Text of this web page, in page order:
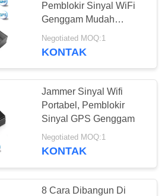
daya
15
Pemblokir Sinyal WiFi
Genggam Mudah
Dipegang Ukuran kecil
Negotiated MOQ:1
KONTAK
Jammer Sinyal Wifi
Portabel, Pemblokir
Sinyal GPS Genggam
Negotiated MOQ:1
KONTAK
8 Cara Dibangun Di